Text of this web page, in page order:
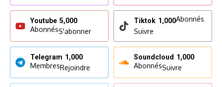
Youtube 5,000
AbonnésS'abonner
Tiktok 1,000Abonnés
Suivre
Telegram 1,000
MembresRejoindre
Soundcloud 1,000
AbonnésSuivre